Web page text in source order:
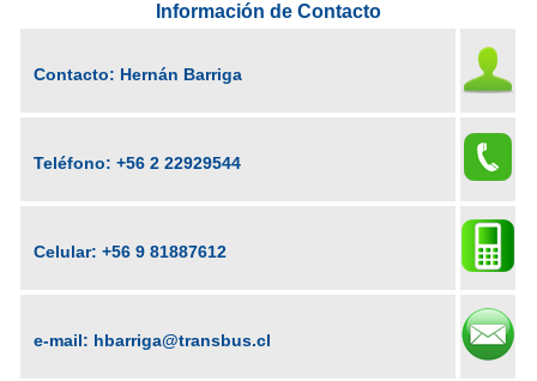
Información de Contacto
Contacto: Hernán Barriga
Teléfono: +56 2 22929544
Celular: +56 9 81887612
e-mail: hbarriga@transbus.cl